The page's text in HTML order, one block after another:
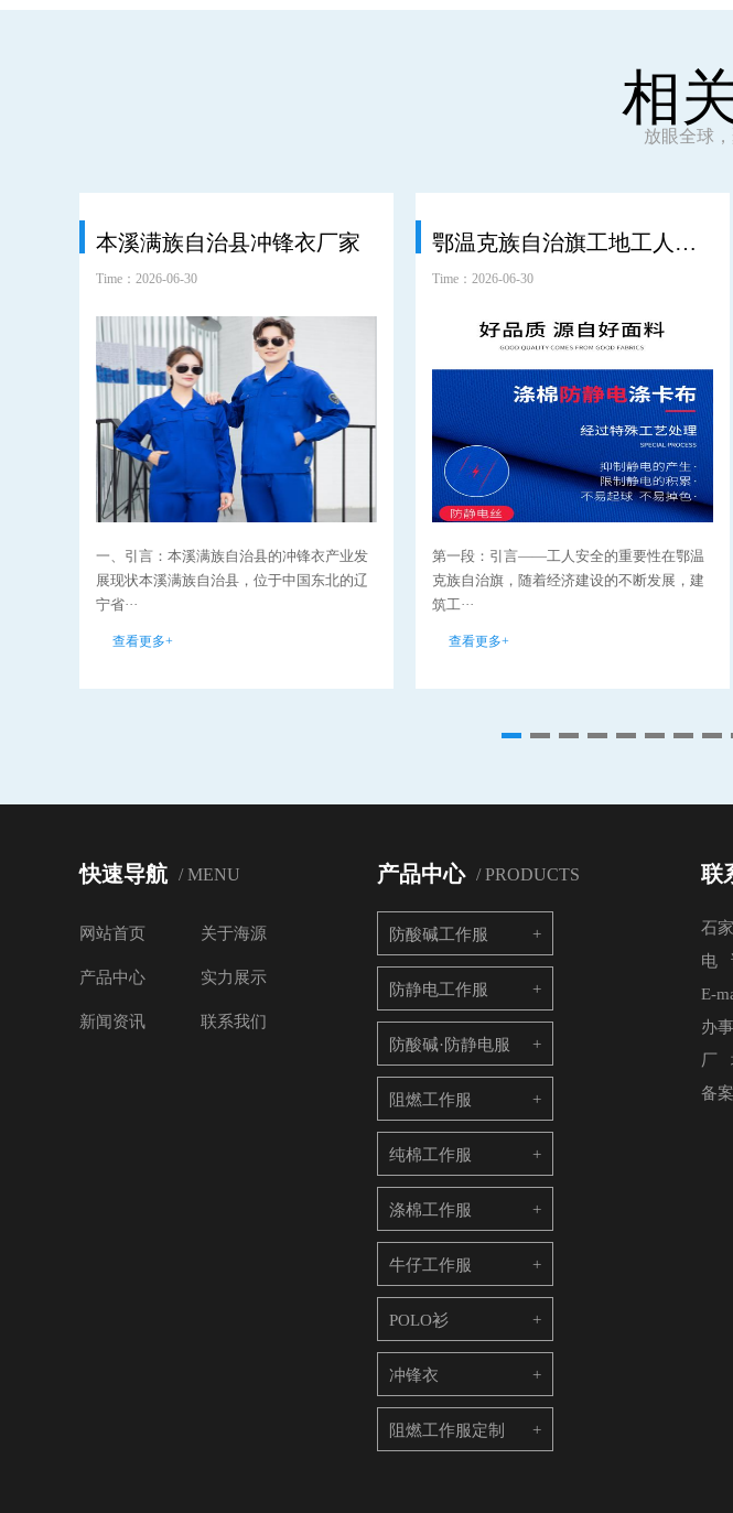
相
放眼全球
本溪满族自治县冲锋衣厂家
Time：2026-06-30
一、引言：本溪满族自治县的冲锋衣产业发
展现状本溪满族自治县，位于中国东北的辽
宁省···
查看更多+
鄂温克族自治旗工地工人劳保服工装
Time：2026-06-30
第一段：引言——工人安全的重要性在鄂温
克族自治旗，随着经济建设的不断发展，建
筑工···
查看更多+
快速导航 / MENU
网站首页 关于海源
产品中心 实力展示
新闻资讯 联系我们
产品中心 / PRODUCTS
防酸碱工作服
防静电工作服
防酸碱·防静电服
阻燃工作服
纯棉工作服
涤棉工作服
牛仔工作服
POLO衫
冲锋衣
阻燃工作服定制
联
石
电
E-
办
厂
备